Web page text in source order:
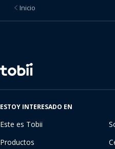
Inicio
Cambiar
de
idioma
ESTOY INTERESADO EN
Este es Tobii
Productos